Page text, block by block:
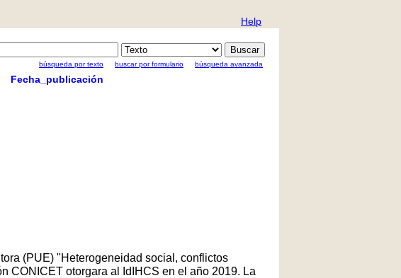
Help
búsqueda por texto buscar por formulario búsqueda avanzada
Fecha_publicación
(PUE) "Heterogeneidad social, conflictos
CONICET otorgara al IdIHCS en el año 2019. La